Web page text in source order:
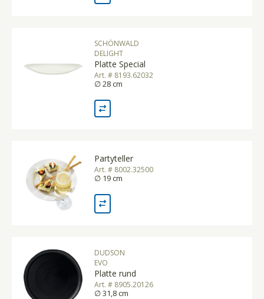
SCHÖNWALD
DELIGHT
Platte Special
Art. # 8193.62032
∅ 28 cm
Partyteller
Art. # 8002.32500
∅ 19 cm
DUDSON
EVO
Platte rund
Art. # 8905.20126
∅ 31,8 cm